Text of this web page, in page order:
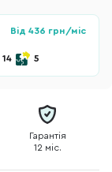
Від 436 грн/міс
14 5
Гарантія
12 міс.